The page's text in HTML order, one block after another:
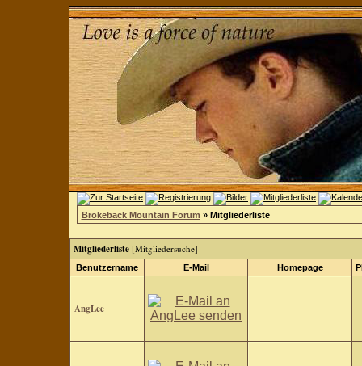
Brokeback Mountain Forum » Mitgliederliste
Mitgliederliste [Mitgliedersuche]
Benutzername E-Mail Homepage
AngLee